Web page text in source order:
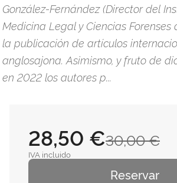
González-Fernández (Director del
Medicina Legal y Ciencias Forenses
la publicación de artículos
anglosajona. Asimismo, y fruto de
en 2022 los autores p...
30,00 €
28,50 €
IVA incluido
Reservar